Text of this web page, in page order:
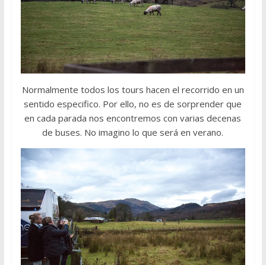
Normalmente todos los tours hacen el recorrido en un
sentido especifico. Por ello, no es de sorprender que
en cada parada nos encontremos con varias decenas
de buses. No imagino lo que será en verano.